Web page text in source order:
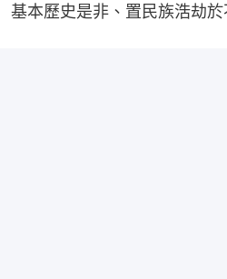
基本歷史是非、置民族浩劫於